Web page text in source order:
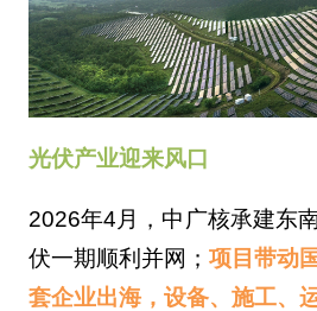
光伏产业迎来风口
2026年4月，中广核承建东
伏一期顺利并网； 项目带动
套企业出海，设备、施工、